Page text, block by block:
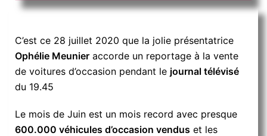
C’est ce 28 juillet 2020 que la jolie présentatrice
Ophélie Meunier accorde un reportage à la vente
de voitures d’occasion pendant le journal télévisé
du 19.45
Le mois de Juin est un mois record avec presque
600.000 véhicules d’occasion vendus et les